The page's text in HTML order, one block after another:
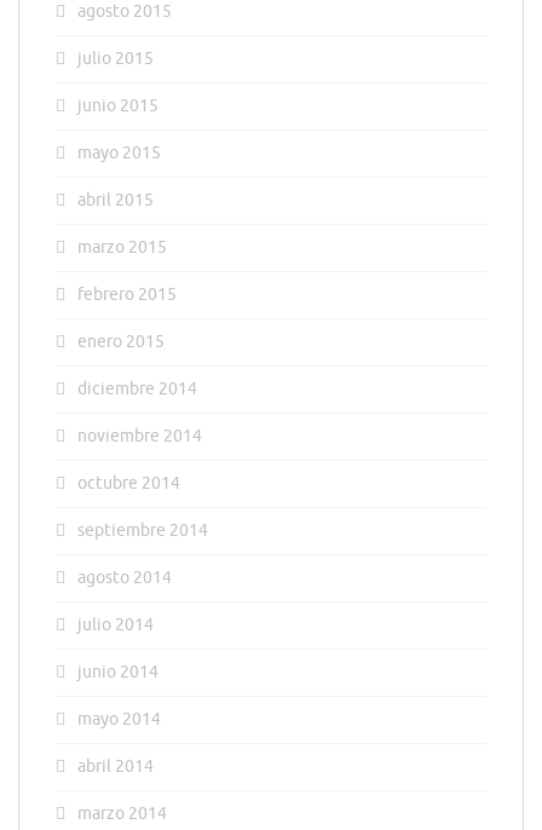
agosto 2015
julio 2015
junio 2015
mayo 2015
abril 2015
marzo 2015
febrero 2015
enero 2015
diciembre 2014
noviembre 2014
octubre 2014
septiembre 2014
agosto 2014
julio 2014
junio 2014
mayo 2014
abril 2014
marzo 2014